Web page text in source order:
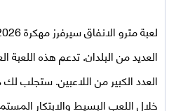
لعبة مترو الانفاق سيرفرز مهكرة 2026
العديد من البلدان. ​​تدعم هذه اللعبة
العدد الكبير من اللاعبين. ستجلب لك
خلال اللعب البسيط والابتكار